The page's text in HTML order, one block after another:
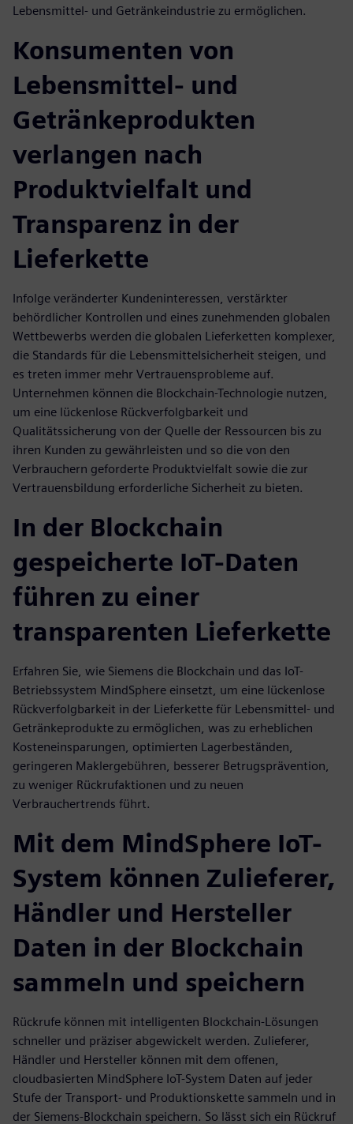
Lebensmittel- und Getränkeindustrie zu ermöglichen.
Konsumenten von
Lebensmittel- und
Getränkeprodukten
verlangen nach
Produktvielfalt und
Transparenz in der
Lieferkette
Infolge veränderter Kundeninteressen, verstärkter
behördlicher Kontrollen und eines zunehmenden globalen
Wettbewerbs werden die globalen Lieferketten komplexer,
die Standards für die Lebensmittelsicherheit steigen, und
es treten immer mehr Vertrauensprobleme auf.
Unternehmen können die Blockchain-Technologie nutzen,
um eine lückenlose Rückverfolgbarkeit und
Qualitätssicherung von der Quelle der Ressourcen bis zu
ihren Kunden zu gewährleisten und so die von den
Verbrauchern geforderte Produktvielfalt sowie die zur
Vertrauensbildung erforderliche Sicherheit zu bieten.
In der Blockchain
gespeicherte IoT-Daten
führen zu einer
transparenten Lieferkette
Erfahren Sie, wie Siemens die Blockchain und das IoT-
Betriebssystem MindSphere einsetzt, um eine lückenlose
Rückverfolgbarkeit in der Lieferkette für Lebensmittel- und
Getränkeprodukte zu ermöglichen, was zu erheblichen
Kosteneinsparungen, optimierten Lagerbeständen,
geringeren Maklergebühren, besserer Betrugsprävention,
zu weniger Rückrufaktionen und zu neuen
Verbrauchertrends führt.
Mit dem MindSphere IoT-
System können Zulieferer,
Händler und Hersteller
Daten in der Blockchain
sammeln und speichern
Rückrufe können mit intelligenten Blockchain-Lösungen
schneller und präziser abgewickelt werden. Zulieferer,
Händler und Hersteller können mit dem offenen,
cloudbasierten MindSphere IoT-System Daten auf jeder
Stufe der Transport- und Produktionskette sammeln und in
der Siemens-Blockchain speichern. So lässt sich ein Rückruf